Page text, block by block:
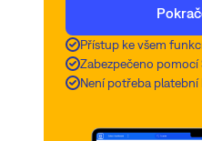
Přístup ke všem
Zabezpečeno pomocí
Není potřeba platební